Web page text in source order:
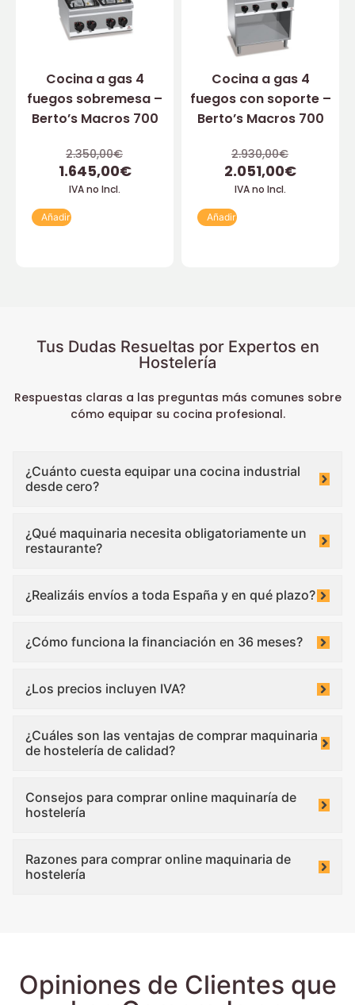
Cocina a gas 4
fuegos sobremesa –
Berto’s Macros 700
2.350,00€
1.645,00€
IVA no Incl.
Añadir
Cocina a gas 4
fuegos con soporte –
Berto’s Macros 700
2.930,00€
2.051,00€
IVA no Incl.
Añadir
Tus Dudas Resueltas por Expertos en
Hostelería
Respuestas claras a las preguntas más comunes sobre
cómo equipar su cocina profesional.
¿Cuánto cuesta equipar una cocina industrial
desde cero?
¿Qué maquinaria necesita obligatoriamente un
restaurante?
¿Realizáis envíos a toda España y en qué plazo?
¿Cómo funciona la financiación en 36 meses?
¿Los precios incluyen IVA?
¿Cuáles son las ventajas de comprar maquinaria
de hostelería de calidad?
Consejos para comprar online maquinaría de
hostelería
Razones para comprar online maquinaria de
hostelería
Opiniones de Clientes que